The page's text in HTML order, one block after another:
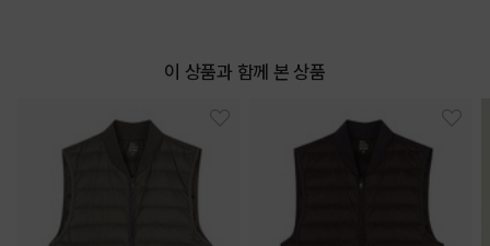
이 상품과 함께 본 상품